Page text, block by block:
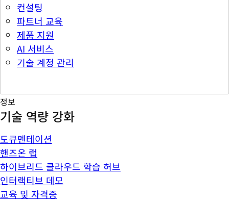
컨설팅
파트너 교육
제품 지원
AI 서비스
기술 계정 관리
정보
기술 역량 강화
도큐멘테이션
핸즈온 랩
하이브리드 클라우드 학습 허브
인터랙티브 데모
교육 및 자격증